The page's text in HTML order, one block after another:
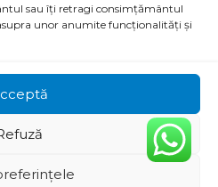
sau îți retragi consimțământul
unor anumite funcționalități și
| Proudly Powered by
&Brahma